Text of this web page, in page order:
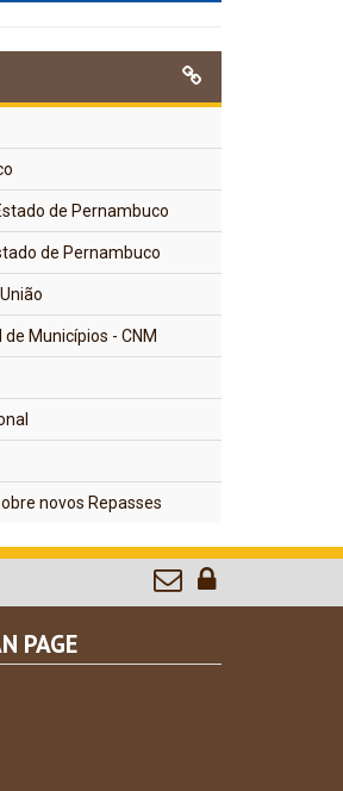
de Pernambuco
de Pernambuco
Municípios - CNM
novos Repasses
PAGE